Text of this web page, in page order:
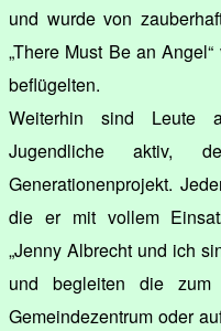
und wurde von
„There Must Be an
beflügelten.
Weiterhin sind Leute
Jugendliche aktiv,
Generationenprojekt.
die er mit vollem
„Jenny Albrecht und ich
und begleiten die zum
Gemeindezentrum oder